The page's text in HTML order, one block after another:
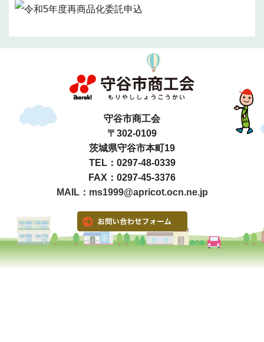
守谷市商工会
〒302-0109
茨城県守谷市本町19
TEL：0297-48-0339
FAX：0297-45-3376
MAIL：ms1999@apricot.ocn.ne.jp